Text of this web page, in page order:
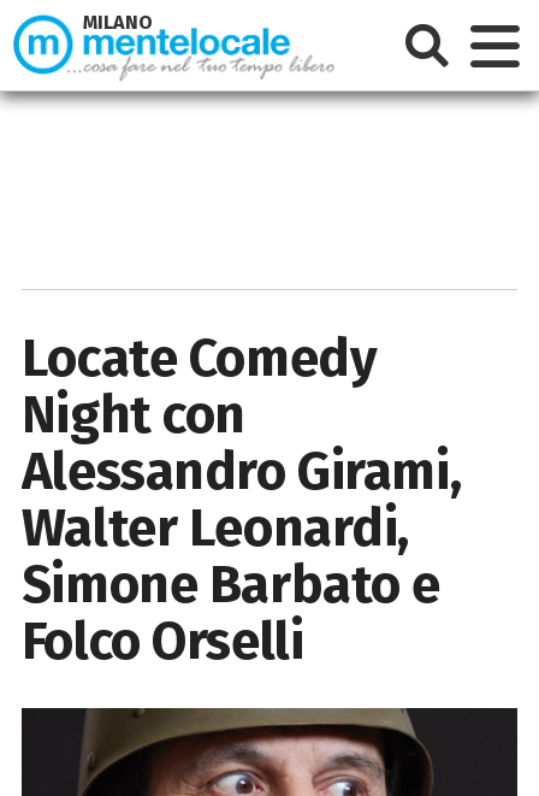
Locate Comedy
Night con
Alessandro Girami,
Walter Leonardi,
Simone Barbato e
Folco Orselli
MILANO